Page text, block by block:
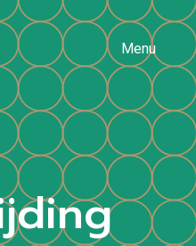
Menu